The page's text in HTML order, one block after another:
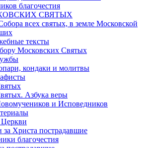
благочестия
СВЯТЫХ
всех святых, в земле Московской
тексты
Московских Святых
кондаки и молитвы
Азбука веры
и Исповедников
Христа пострадавшие
благочестия